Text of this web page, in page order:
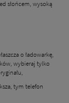
słońcem, wysoką
o ładowarkę,
wybieraj tylko
tym telefon